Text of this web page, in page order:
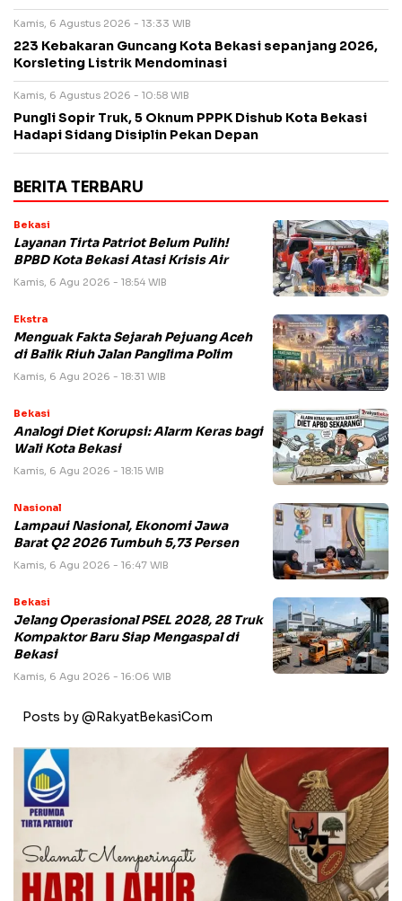
Kamis, 6 Agustus 2026 - 13:33 WIB
223 Kebakaran Guncang Kota Bekasi sepanjang 2026,
Korsleting Listrik Mendominasi
Kamis, 6 Agustus 2026 - 10:58 WIB
Pungli Sopir Truk, 5 Oknum PPPK Dishub Kota Bekasi
Hadapi Sidang Disiplin Pekan Depan
BERITA TERBARU
Bekasi
Layanan Tirta Patriot Belum Pulih!
BPBD Kota Bekasi Atasi Krisis Air
Kamis, 6 Agu 2026 - 18:54 WIB
Ekstra
Menguak Fakta Sejarah Pejuang Aceh
di Balik Riuh Jalan Panglima Polim
Kamis, 6 Agu 2026 - 18:31 WIB
Bekasi
Analogi Diet Korupsi: Alarm Keras bagi
Wali Kota Bekasi
Kamis, 6 Agu 2026 - 18:15 WIB
Nasional
Lampaui Nasional, Ekonomi Jawa
Barat Q2 2026 Tumbuh 5,73 Persen
Kamis, 6 Agu 2026 - 16:47 WIB
Bekasi
Jelang Operasional PSEL 2028, 28 Truk
Kompaktor Baru Siap Mengaspal di
Bekasi
Kamis, 6 Agu 2026 - 16:06 WIB
Posts by @RakyatBekasiCom